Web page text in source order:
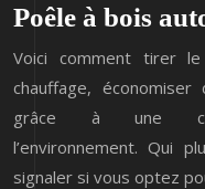
Poêle à bois
Voici comment tirer
chauffage,
grâce à une
l’environnement. Qui
signaler si vous optez